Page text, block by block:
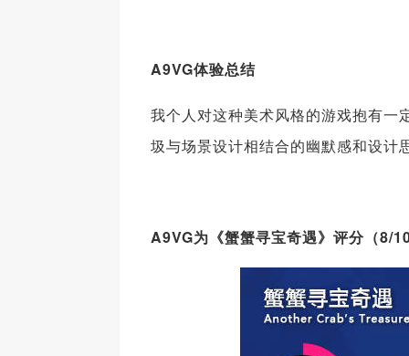
A9VG体验总结
我个人对这种美术风格的游戏抱有一
圾与场景设计相结合的幽默感和设计
A9VG为《蟹蟹寻宝奇遇》评分（8/